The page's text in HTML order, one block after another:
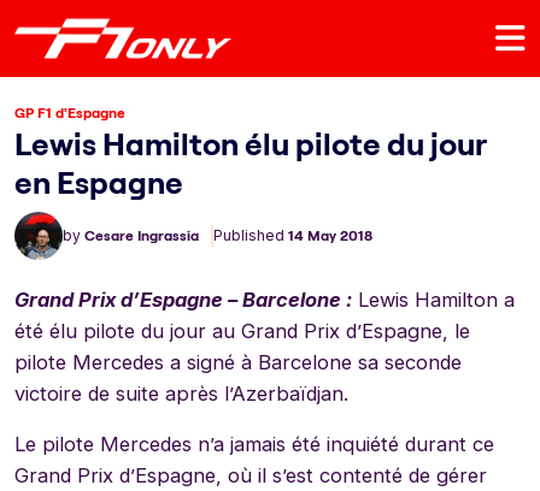
GP F1 d'Espagne
Lewis Hamilton élu pilote du jour
en Espagne
by Cesare Ingrassia Published 14 May 2018
Grand Prix d’Espagne – Barcelone : Lewis Hamilton a
été élu pilote du jour au Grand Prix d’Espagne, le
pilote Mercedes a signé à Barcelone sa seconde
victoire de suite après l’Azerbaïdjan.
Le pilote Mercedes n’a jamais été inquiété durant ce
Grand Prix d’Espagne, où il s’est contenté de gérer